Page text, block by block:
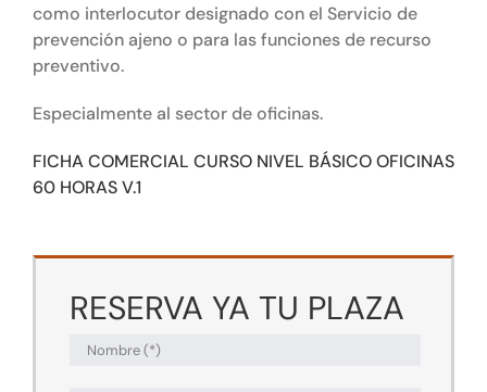
como interlocutor designado con el Servicio de
prevención ajeno o para las funciones de recurso
preventivo.
Especialmente al sector de oficinas.
FICHA COMERCIAL CURSO NIVEL BÁSICO OFICINAS
60 HORAS V.1
RESERVA YA TU PLAZA